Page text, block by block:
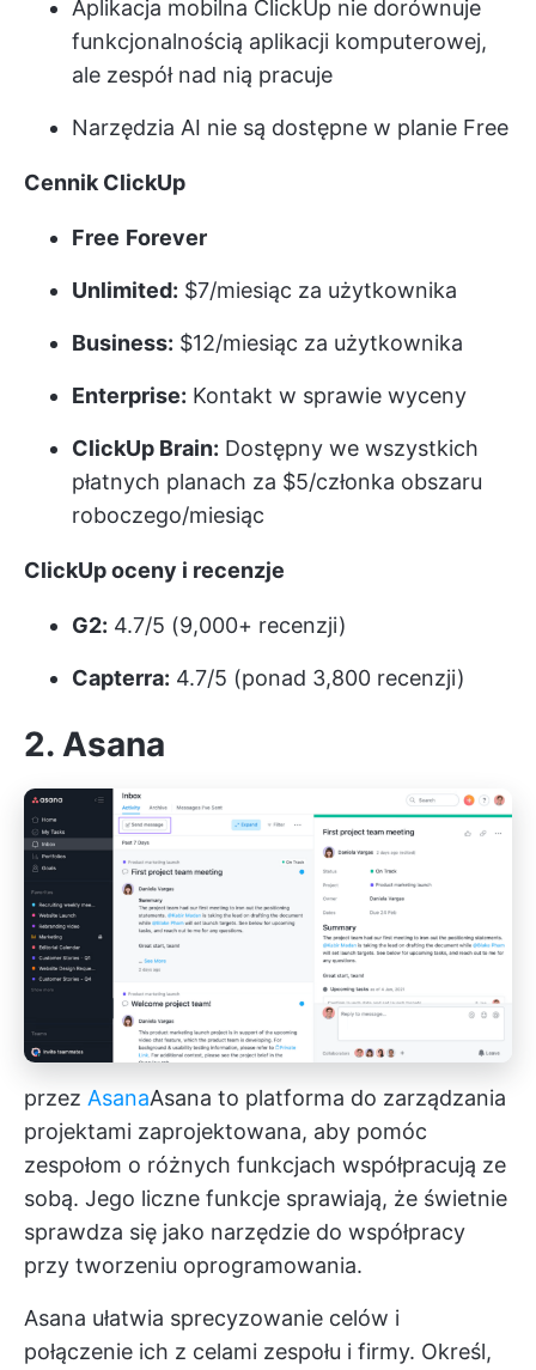
Aplikacja mobilna ClickUp nie dorównuje
funkcjonalnością aplikacji komputerowej,
ale zespół nad nią pracuje
Narzędzia AI nie są dostępne w planie Free
Cennik ClickUp
Free Forever
Unlimited: $7/miesiąc za użytkownika
Business: $12/miesiąc za użytkownika
Enterprise: Kontakt w sprawie wyceny
ClickUp Brain: Dostępny we wszystkich
płatnych planach za $5/członka obszaru
roboczego/miesiąc
ClickUp oceny i recenzje
G2: 4.7/5 (9,000+ recenzji)
Capterra: 4.7/5 (ponad 3,800 recenzji)
2. Asana
przez AsanaAsana to platforma do zarządzania
projektami zaprojektowana, aby pomóc
zespołom o różnych funkcjach współpracują ze
sobą. Jego liczne funkcje sprawiają, że świetnie
sprawdza się jako narzędzie do współpracy
przy tworzeniu oprogramowania.
Asana ułatwia sprecyzowanie celów i
połączenie ich z celami zespołu i firmy. Określ,